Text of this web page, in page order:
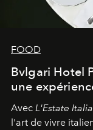
FOOD
Bvlgari Hotel
une
Avec L'Estate
l'art de vivre